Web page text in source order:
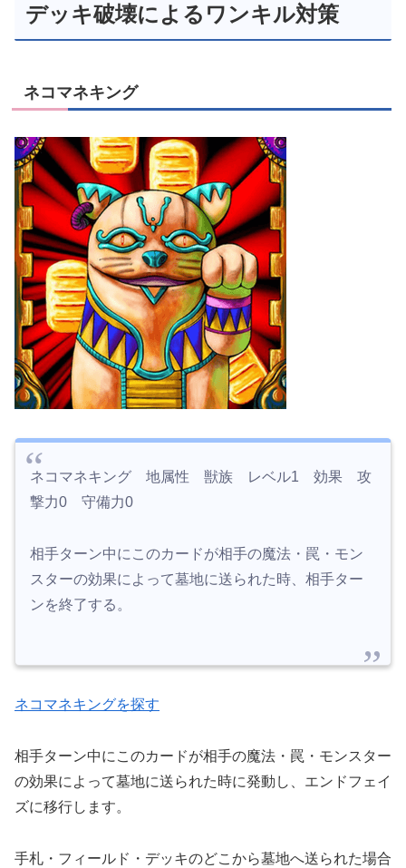
デッキ破壊によるワンキル対策
ネコマネキング
ネコマネキング 地属性 獣族 レベル1 効果 攻
撃力0 守備力0
相手ターン中にこのカードが相手の魔法・罠・モン
スターの効果によって墓地に送られた時、相手ター
ンを終了する。
ネコマネキングを探す
相手ターン中にこのカードが相手の魔法・罠・モンスター
の効果によって墓地に送られた時に発動し、エンドフェイ
ズに移行します。
手札・フィールド・デッキのどこから墓地へ送られた場合